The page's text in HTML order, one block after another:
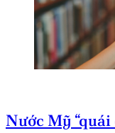
Nước Mỹ “quái